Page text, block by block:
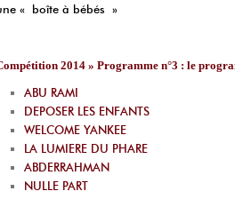
« boîte à bébés »
2014 » Programme n°3 : le
ABU RAMI
DEPOSER LES ENFANTS
WELCOME YANKEE
LA LUMIERE DU PHARE
ABDERRAHMAN
NULLE PART